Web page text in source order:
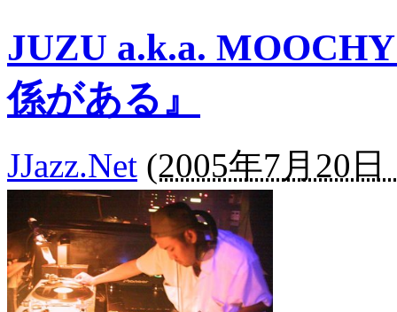
JUZU a.k.a.
係がある』
JJazz.Net (2005年7月20日